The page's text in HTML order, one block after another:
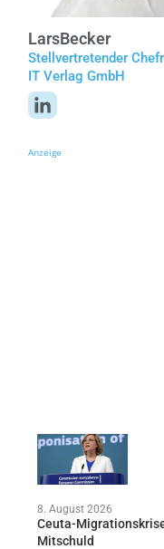
LarsBecker
Stellvertretender
IT Verlag GmbH
Anzeige
8. August 2026
Ceuta-
Mitschuld